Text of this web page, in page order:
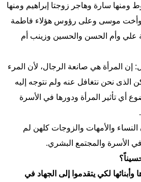
ومنها سارة وهاجر زوجتا إبراهيم ومنها
موسی وعلی رؤوس هؤلاء فاطمة
علي وأم الحسن والحسین وزینب أم
إن المرأة هي صانعة الرجال، لأن المرء
الذی نحن نتغافل عنه ولم نتوجه إليه
أي تأثير المرأة ودورها في الأسرة
والأمهات والزوجات کلهن لم
الأسرة والمجتمع البشري.
لکي یتقدموا إلى الجهاد في